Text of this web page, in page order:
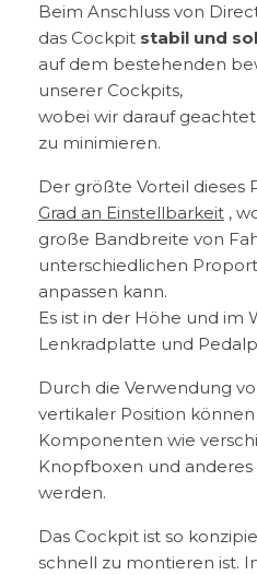
Beim Anschluss von
das Cockpit stabil und
auf dem bestehenden
unserer Cockpits,
wobei wir darauf
zu minimieren.
Der größte Vorteil dieses
Grad an Einstellbarkeit ,
große Bandbreite von
unterschiedlichen
anpassen kann.
Es ist in der Höhe und im
Lenkradplatte und
Durch die Verwendung
vertikaler Position
Komponenten wie
Knopfboxen und
werden.
Das Cockpit ist so
schnell zu montieren ist.